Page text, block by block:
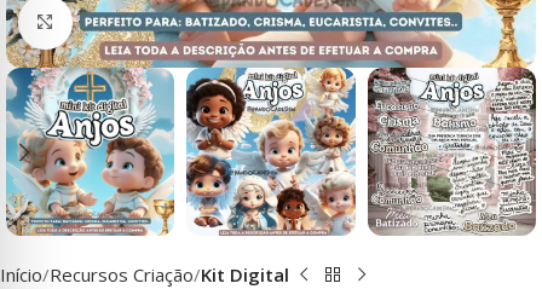
Clique para ampliar
Início Recursos Criação Kit Digital